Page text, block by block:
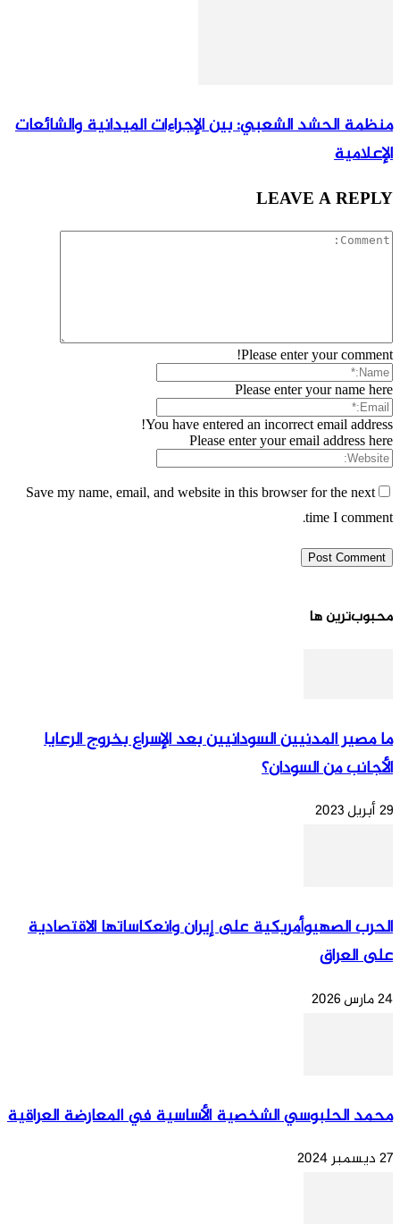
منظمة الحشد الشعبي: بين الإجراءات الميدانية والشائعات
الإعلامية
LEAVE A REPLY
Please enter your comment!
Please enter your name here
You have entered an incorrect email address!
Please enter your email address here
Save my name, email, and website in this browser for the next
time I comment.
محبوب‌ترین ها
ما مصير المدنيين السودانيين بعد الإسراع بخروج الرعايا
الأجانب من السودان؟
29 أبريل 2023
الحرب الصهيوأمريكية على إيران وانعكاساتها الاقتصادية
على العراق
24 مارس 2026
محمد الحلبوسي الشخصية الأساسية في المعارضة العراقية
27 ديسمبر 2024